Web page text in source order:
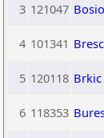
3 121047
4 101341
5 120118
6 118353